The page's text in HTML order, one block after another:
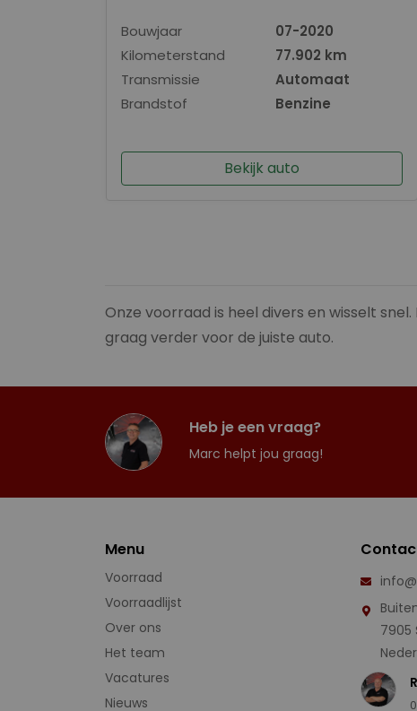
Bouwjaar
07-2020
Kilometerstand
77.902 km
Transmissie
Automaat
Brandstof
Benzine
Bekijk auto
Onze voorraad is heel divers en wisselt
graag verder voor de juiste auto.
Heb je een vraag?
Marc helpt jou graag!
Menu
Voorraad
Voorraadlijst
Over ons
Het team
Vacatures
Nieuws
7905